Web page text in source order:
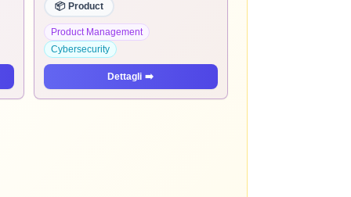
📦 Product
Product Management
Cybersecurity
Dettagli ➡️